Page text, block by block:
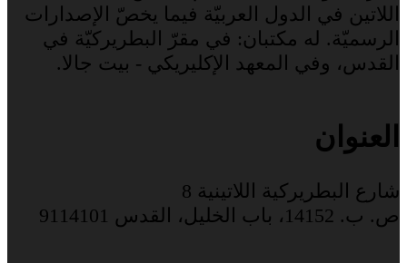
اللاتين في الدول العربيّة فيما يخصّ الإصدارات
الرسميّة. له مكتبان: في مقرّ البطريركيّة في
القدس، وفي المعهد الإكليريكي - بيت جالا.
العنوان
شارع البطريركية اللاتينية 8
ص. ب. 14152، باب الخليل، القدس 9114101